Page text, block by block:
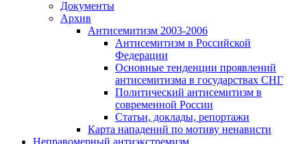
Документы
Архив
Антисемитизм 2003-2006
Антисемитизм в Российской
Федерации
Основные тенденции проявлений
антисемитизма в государствах СНГ
Политический антисемитизм в
современной России
Статьи, доклады, репортажи
Карта нападений по мотиву ненависти
Неправомерный антиэкстремизм